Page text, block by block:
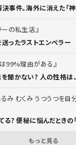
事件。海外に消えた「神
ーの私生活
ったラストエンペラー
99%理由がある
聞かない? 人の性格は
み むくみ うつうつを自
る? 便秘に悩んだときの
もっと見る